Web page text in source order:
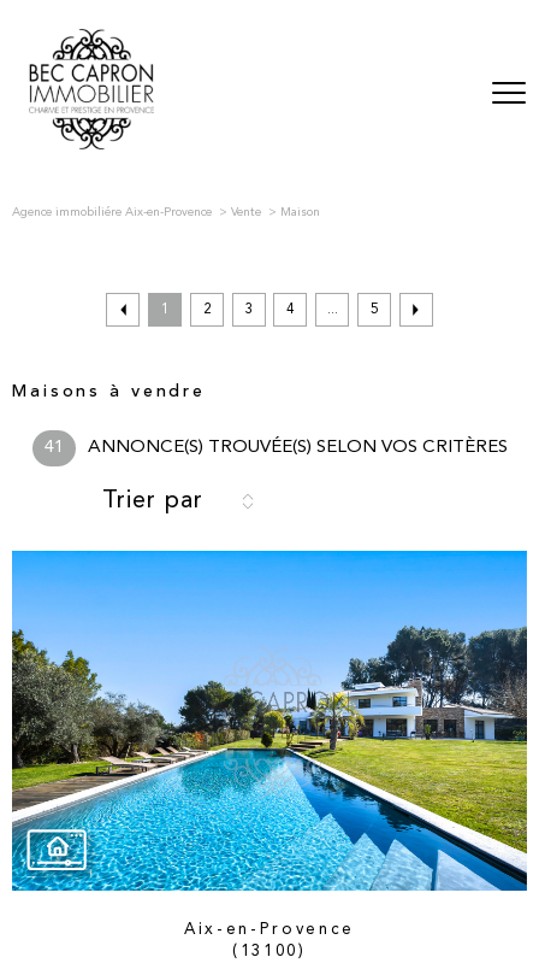
Agence immobiliére Aix-en-Provence Vente Maison
1 2 3 4 ... 5
Maisons à vendre
41 ANNONCE(S) TROUVÉE(S) SELON VOS CRITÈRES
Trier par
Aix-en-Provence
(13100)